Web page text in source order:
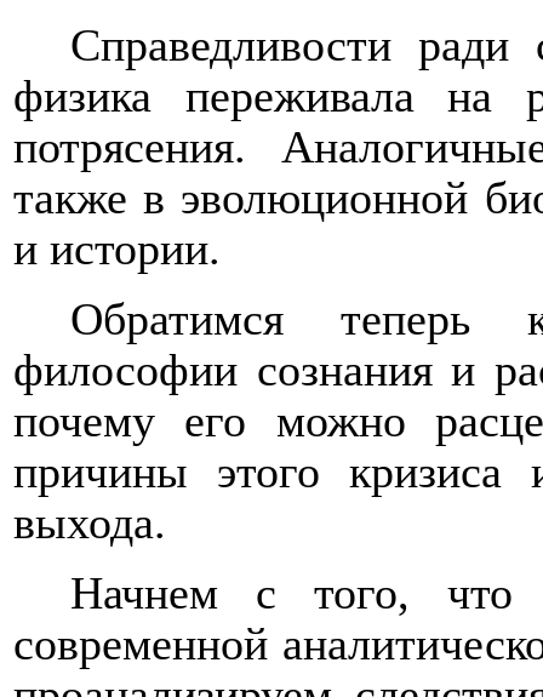
Справедливости ради
физика переживала на
потрясения.
также в эволюционной
и истории.
Обратимся теперь
философии сознания и
почему его можно
причины этого
выхода.
Начнем с того, что
современной